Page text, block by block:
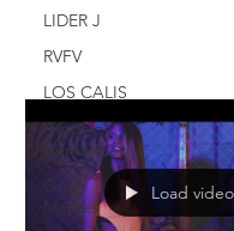
LIDER J
RVFV
LOS CALIS
Antonio
Hernández
Omar
Montes
Un lugar que el artista
Load video